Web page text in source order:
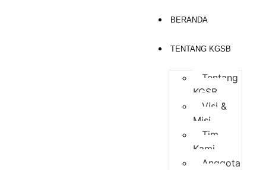
BERANDA
TENTANG KGSB
Tentang
KGSB
Visi &
Misi
Tim
Kami
Anggota